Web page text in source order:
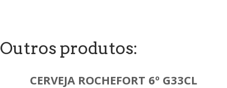
Outros produtos:
CERVEJA ROCHEFORT 6º G33CL